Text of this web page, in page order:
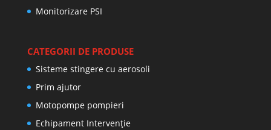
Monitorizare PSI
CATEGORII DE PRODUSE
Sisteme stingere cu aerosoli
Prim ajutor
Motopompe pompieri
Echipament Intervenție